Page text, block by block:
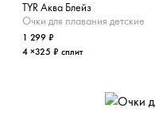
TYR Аква Блейз
Очки для плавания детские
1 299 ₽
4 ×325 ₽ сплит